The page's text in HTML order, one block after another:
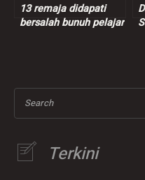
13 remaja didapati
bersalah bunuh pelajar
Search
Terkini